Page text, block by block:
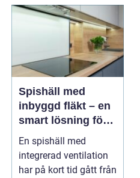
Spishäll med
inbyggd fläkt – en
smart lösning för
moderna kök
En spishäll med
integrerad ventilation
har på kort tid gått från